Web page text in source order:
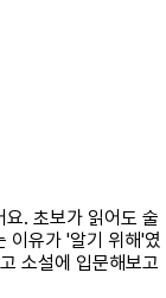
. 초보가 읽어도 술
이유가 '알기 위해'였
소설에 입문해보고